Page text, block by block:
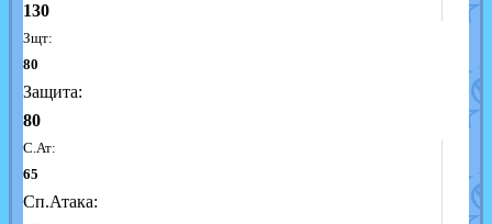
130
Зщт:
80
Защита:
80
С.Ат:
65
Сп.Атака: